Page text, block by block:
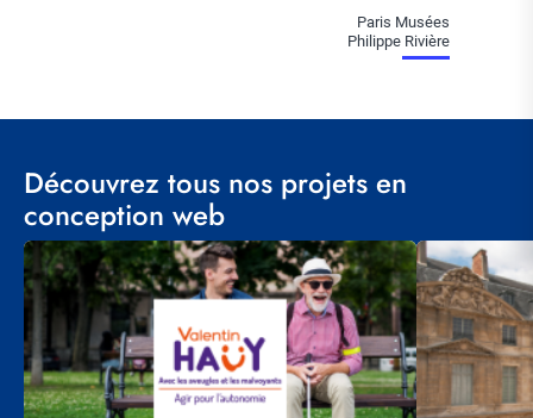
Paris Musées
Philippe Rivière
Découvrez tous nos projets en
conception web
Visuel
principal
Visuel
principal